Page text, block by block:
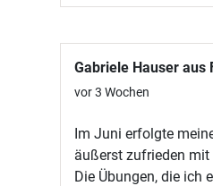
Gabriele Hauser aus
vor 3 Wochen
Im Juni erfolgte
äußerst zufrieden mit
Die Übungen, die ich